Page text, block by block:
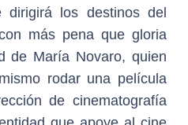
los destinos del
más pena que gloria
de María Novaro, quien
rodar una película
de cinematografía